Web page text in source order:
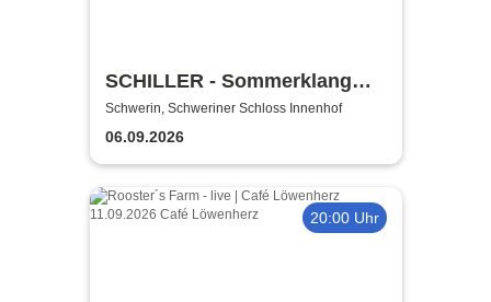
SCHILLER - Sommerklang
2026
Schwerin, Schweriner Schloss Innenhof
06.09.2026
20:00 Uhr